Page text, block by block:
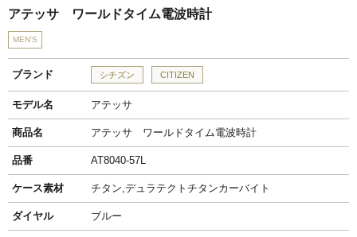
アテッサ ワールドタイム電波時計
MEN'S
ブランド シチズン CITIZEN
モデル名 アテッサ
商品名 アテッサ ワールドタイム電波時計
品番 AT8040-57L
ケース素材 チタン,デュラテクトチタンカーバイト
ダイヤル ブルー